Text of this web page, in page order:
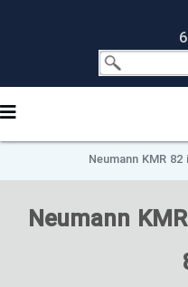
میکروفن گان نویمن Neumann KMR